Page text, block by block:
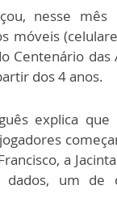
nesse mês
móveis
Centenário
dos 4 anos.
explica
a
dados, um de